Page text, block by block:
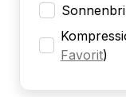
Favorit)